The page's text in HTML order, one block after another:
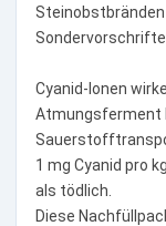
Cyanid-Ionen
Atmungsferment
1 mg Cyanid pro
als tödlich.
Diese